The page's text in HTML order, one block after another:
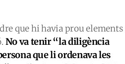
que hi havia prou elements
No va tenir “la diligència
que li ordenava les